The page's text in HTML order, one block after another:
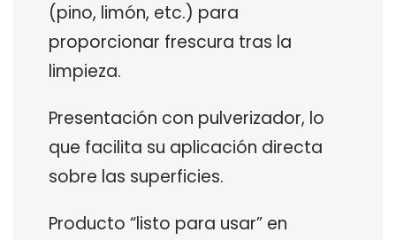
(pino, limón, etc.) para
proporcionar frescura tras la
limpieza.
Presentación con pulverizador, lo
que facilita su aplicación directa
sobre las superficies.
Producto “listo para usar” en